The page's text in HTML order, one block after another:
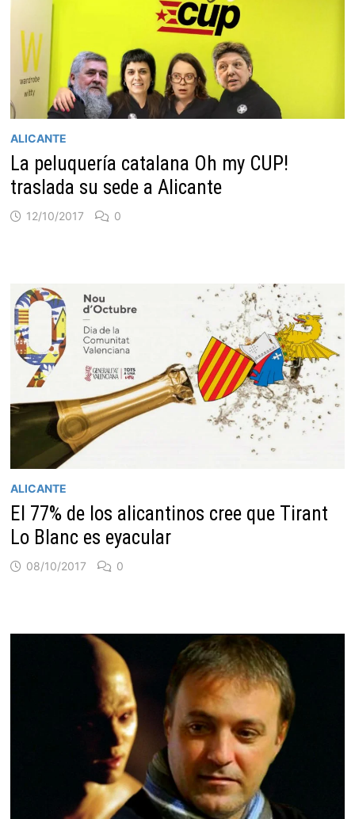
ALICANTE
La peluquería catalana Oh my CUP!
traslada su sede a Alicante
12/10/2017 0
ALICANTE
El 77% de los alicantinos cree que Tirant
Lo Blanc es eyacular
08/10/2017 0